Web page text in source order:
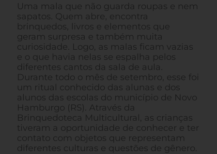
Uma mala que não guarda roupas e nem
sapatos. Quem abre, encontra
brinquedos, livros e elementos que
geram surpresa e também muita
curiosidade. Logo, as malas ficam vazias
e o que havia nelas se espalha pelos
diferentes cantos da sala de aula.
Durante todo o mês de setembro, esse foi
um ritual conhecido das alunas e dos
alunos das escolas do município de Novo
Hamburgo (RS). Através da
Brinquedoteca Multicultural, as crianças
tiveram a oportunidade de conhecer e ter
contato com objetos que representam
diferentes culturas e questões de gênero.